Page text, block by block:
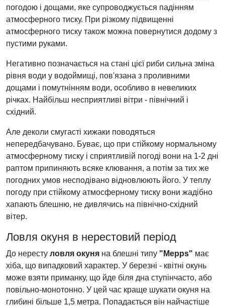
погодою і дощами, яке супроводжується падінням
атмосферного тиску. При різкому підвищенні
атмосферного тиску також можна повернутися додому з
пустими руками.
Негативно позначається на стані цієї риби сильна зміна
рівня води у водоймищі, пов'язана з проливними
дощами і помутнінням води, особливо в невеликих
річках. Найбільш несприятливі вітри - північний і
східний.
Але деколи смугасті хижаки поводяться
непередбачувано. Буває, що при стійкому нормальному
атмосферному тиску і сприятливій погоді вони на 1-2 дні
раптом припиняють всяке клювання, а потім за тих же
погодних умов несподівано відновлюють його. У теплу
погоду при стійкому атмосферному тиску вони жадібно
хапають блешню, не дивлячись на північно-східний
вітер.
Ловля окуня в нерестовий період
До нересту ловля окуня на блешні типу "Mepps" має
хіба, що випадковий характер. У березні - квітні окунь
може взяти приманку, що йде біля дна ступінчасто, або
повільно-монотонно. У цей час краще шукати окуня на
глибині більше 1,5 метра. Попадається він найчастіше